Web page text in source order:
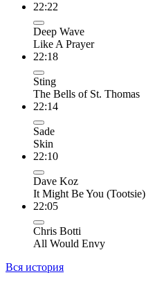
22:22
Deep Wave
Like A Prayer
22:18
Sting
The Bells of St. Thomas
22:14
Sade
Skin
22:10
Dave Koz
It Might Be You (Tootsie)
22:05
Chris Botti
All Would Envy
Вся история